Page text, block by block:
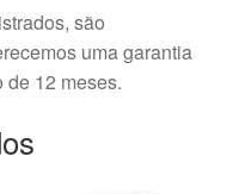
são
uma garantia
de 12 meses.